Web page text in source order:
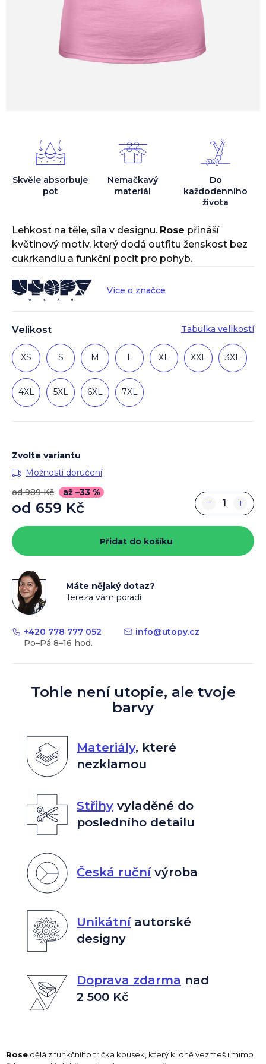
Velikost Tabulka velikostí
XS S M L XL XXL 3XL
4XL 5XL 6XL 7XL
Lehkost na těle, síla v designu. Rose přináší
květinový motiv, který dodá outfitu ženskost bez
cukrkandlu a funkční pocit pro pohyb.
Více o značce
Skvěle absorbuje
pot
Nemačkavý
materiál
Do
každodenního
života
Zvolte variantu
Možnosti doručení
od 989 Kč
až –33 %
od 659 Kč
cena:
+
−
Přidat do košíku
Máte nějaký dotaz?
Tereza vám poradí
+420 778 777 052 info@utopy.cz
Tohle není utopie, ale tvoje
barvy
Materiály, které
nezklamou
Střihyvyladěné do
posledního detailu
Česká ručnívýroba
Unikátníautorské
designy
Doprava zdarma nad
2 500 Kč
Rose dělá z funkčního trička kousek, který klidně vezmeš i mimo